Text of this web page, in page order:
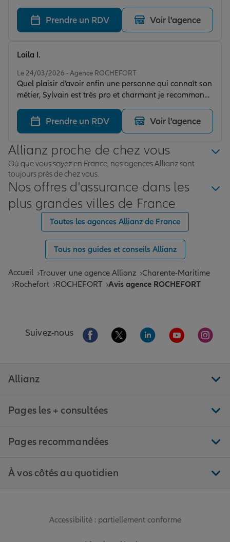
Prendre un RDV Voir l'agence
Le 24/03/2026 - Agence ROCHEFORT
Quel plaisir d’avoir enfin une personne qui connaît son
métier, Sylvain est très pro et charmant je recommande
fortement Merci à lui
Laila I.
Prendre un RDV Voir l'agence
Allianz proche de chez vous
Où que vous soyez en France, nos agences Allianz sont
toujours près de chez vous.
Nos offres d'assurance dans les
plus grandes villes de France
Toutes les agences Allianz de France
Tous nos guides et conseils Allianz
Accueil Trouver une agence Allianz Charente-Maritime
Rochefort
ROCHEFORT Avis agence ROCHEFORT
Suivez-nous Aller sur la page Facebook de Allianz
Aller sur la page Twitter de
Aller sur la page
Aller sur la
Aller
Allianz
Pages les + consultées
Pages recommandées
À vos côtés au quotidien
Accessibilité : partiellement conforme